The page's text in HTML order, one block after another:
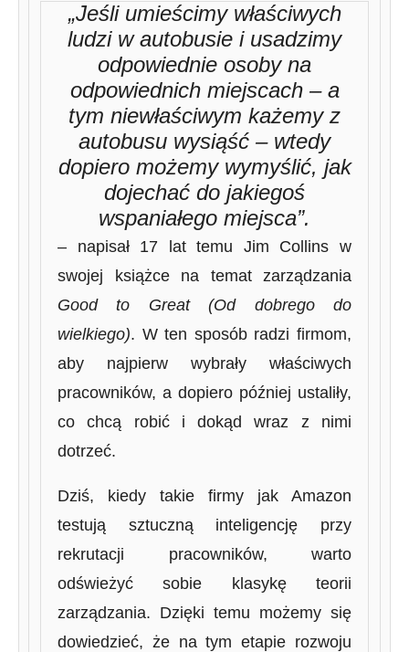
„Jeśli umieścimy właściwych
ludzi w autobusie i usadzimy
odpowiednie osoby na
odpowiednich miejscach – a
tym niewłaściwym każemy z
autobusu wysiąść – wtedy
dopiero możemy wymyślić, jak
dojechać do jakiegoś
wspaniałego miejsca”.
– napisał 17 lat temu Jim Collins w
swojej książce na temat zarządzania
Good to Great (Od dobrego do
wielkiego). W ten sposób radzi firmom,
aby najpierw wybrały właściwych
pracowników, a dopiero później ustaliły,
co chcą robić i dokąd wraz z nimi
dotrzeć.
Dziś, kiedy takie firmy jak Amazon
testują sztuczną inteligencję przy
rekrutacji pracowników, warto
odświeżyć sobie klasykę teorii
zarządzania. Dzięki temu możemy się
dowiedzieć, że na tym etapie rozwoju